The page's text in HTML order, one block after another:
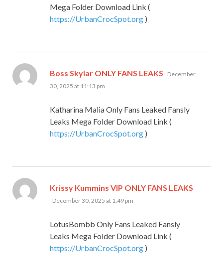
Mega Folder Download Link (
https://UrbanCrocSpot.org )
Boss Skylar ONLY FANS LEAKS says:
December
30, 2025 at 11:13 pm
Katharina Malia Only Fans Leaked Fansly
Leaks Mega Folder Download Link (
https://UrbanCrocSpot.org )
Krissy Kummins VIP ONLY FANS LEAKS
December 30, 2025 at 1:49 pm
LotusBombb Only Fans Leaked Fansly
Leaks Mega Folder Download Link (
https://UrbanCrocSpot.org )